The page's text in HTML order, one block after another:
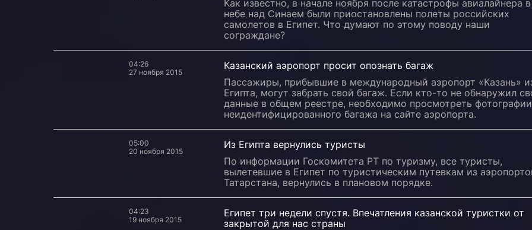
Как известно, в начале ноября после катастрофы авиалайнера в
небе над Синаем были приостановлены полеты российских
самолетов в Египет. Что думают по этому поводу наши
сограждане?
04:26
27 ноября 2015
Казанский аэропорт просит опознать багаж
Пассажиры, прибывшие в международный аэропорт «Казань»
Египта, могут забрать свой багаж. Если кто-то не обнаружил
данные в общем реестре, необходимо просмотреть фотографии
неидентифицированного багажа на сайте аэропорта.
05:00
20 ноября 2015
Из Египта вернулись туристы
По информации Госкомитета РТ по туризму, все туристы,
вылетевшие в Египет по туристическим путевкам из
Татарстана, вернулись в плановом порядке.
04:23
19 ноября 2015
Египет три недели спустя. Впечатления казанской туристки от
закрытой для нас страны